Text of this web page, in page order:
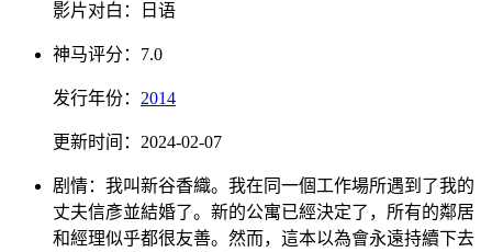
影片对白： 日语
神马评分： 7.0
发行年份： 2014
更新时间： 2024-02-07
剧情： 我叫新谷香織。我在同一個工作場所遇到了我的
丈夫信彥並結婚了。新的公寓已經決定了，所有的鄰居
和經理似乎都很友善。然而，這本以為會永遠持續下去